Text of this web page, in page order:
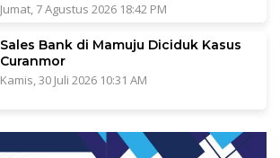
Jumat, 7 Agustus 2026 18:42 PM
Sales Bank di Mamuju Diciduk Kasus
Curanmor
Kamis, 30 Juli 2026 10:31 AM